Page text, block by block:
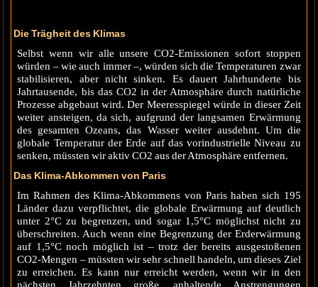
Die Trägheit des Klimas
Selbst wenn wir alle unsere CO2-Emissionen sofort stoppen
würden – wie auch immer –, würden sich die Temperaturen zwar
stabilisieren, aber nicht sinken. Es dauert Jahrhunderte bis
Jahrtausende, bis das CO2 in der Atmosphäre durch natürliche
Prozesse abgebaut wird. Der Meeresspiegel würde in dieser Zeit
weiter ansteigen, da sich, aufgrund der langsamen Erwärmung
des gesamten Ozeans, das Wasser weiter ausdehnt. Um die
globale Temperatur der Erde auf das vorindustrielle Niveau zu
senken, müssten wir aktiv CO2 aus der Atmosphäre entfernen.
Das Klima-Abkommen von Paris
Im Rahmen des Klima-Abkommens von Paris haben sich 195
Länder dazu verpflichtet, die globale Erwärmung auf deutlich
unter 2°C zu begrenzen, und sogar 1,5°C möglichst nicht zu
überschreiten. Auch wenn eine Begrenzung der Erderwärmung
auf 1,5°C noch möglich ist – trotz der bereits ausgestoßenen
CO2-Mengen – müssten wir sehr schnell handeln, um dieses Ziel
zu erreichen. Es kann nur erreicht werden, wenn wir in den